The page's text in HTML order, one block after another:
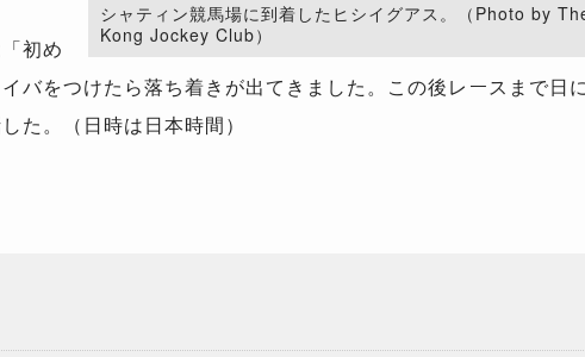
シャティン競馬場に到着したヒシイグアス。（Photo by
Kong Jockey Club）
初め
バをつけたら落ち着きが出てきました。この後レースまで日
た。（日時は日本時間）